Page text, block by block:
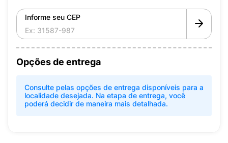
Informe seu CEP
Opções de entrega
Consulte pelas opções de entrega disponíveis para a
localidade desejada. Na etapa de entrega, você
poderá decidir de maneira mais detalhada.